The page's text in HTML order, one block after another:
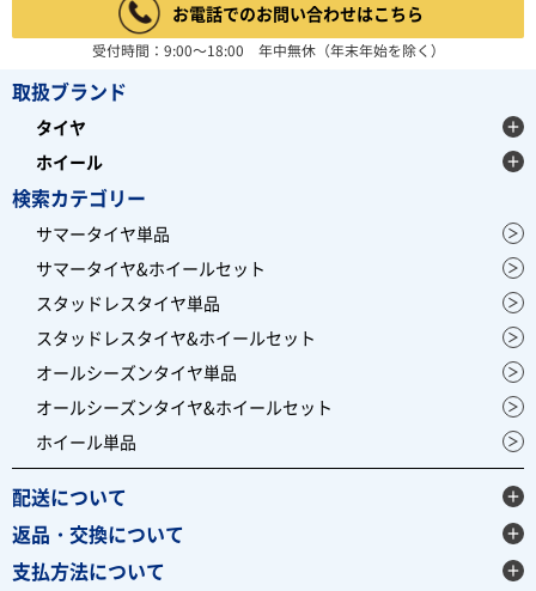
お電話でのお問い合わせはこちら
受付時間：9:00～18:00 年中無休（年末年始を除く）
取扱ブランド
タイヤ
ホイール
検索カテゴリー
サマータイヤ単品
サマータイヤ&ホイールセット
スタッドレスタイヤ単品
スタッドレスタイヤ&ホイールセット
オールシーズンタイヤ単品
オールシーズンタイヤ&ホイールセット
ホイール単品
配送について
返品・交換について
支払方法について